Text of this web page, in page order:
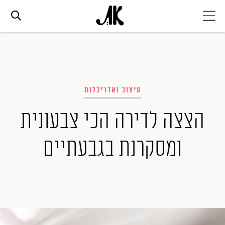
אופנה
ביוטי
סלבס
עיצוב ואדריכלות
הצצה לדירה הכי צבעונית
ומסקרנת בגבעתיים